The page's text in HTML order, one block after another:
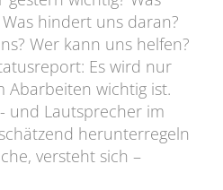
hindert uns daran?
Wer kann uns helfen?
Es wird nur
Abarbeiten wichtig ist.
und Lautsprecher im
herunterregeln
versteht sich –